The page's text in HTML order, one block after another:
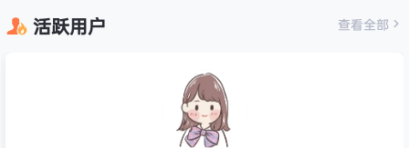
活跃用户 查看全部